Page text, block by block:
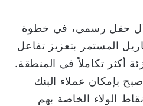
حفل رسمي، في خطوة
المستمر بتعزيز تفاعل
أكثر تكاملاً في المنطقة.
بإمكان عملاء البنك
الولاء الخاصة بهم